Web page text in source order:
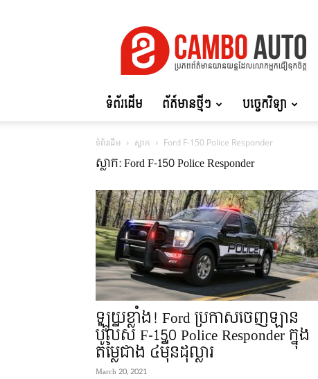
Auto
ទំព័រដើម ព័ត៍មានថ្មីៗ បច្ចេកវិទ្យា
ទំព័រដើម ស្លាក Ford F-150 Police Responder
ស្លាក: Ford F-150 Police Responder
ឡូយខ្លាំង! Ford ប្រកាសចេញឡាន
ប៉ូលីស F-150 Police Responder ក្នុង
តម្លៃជាង ៤ម៉ឺនដុល្លារ
March 20, 2021